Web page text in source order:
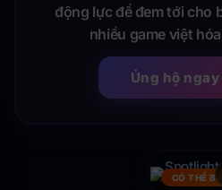
động lực để đem tới cho
nhiều game việt
Ủng hộ
CÓ THỂ